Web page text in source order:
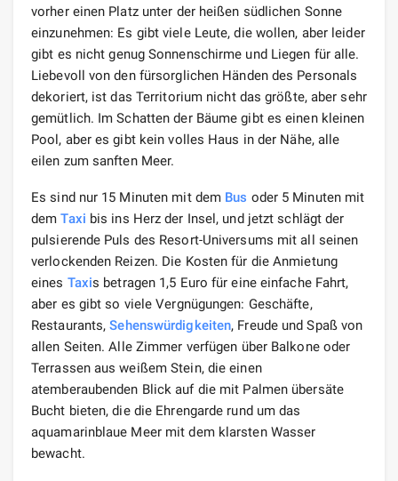
vorher einen Platz unter der heißen südlichen Sonne
einzunehmen: Es gibt viele Leute, die wollen, aber leider
gibt es nicht genug Sonnenschirme und Liegen für alle.
Liebevoll von den fürsorglichen Händen des Personals
dekoriert, ist das Territorium nicht das größte, aber sehr
gemütlich. Im Schatten der Bäume gibt es einen kleinen
Pool, aber es gibt kein volles Haus in der Nähe, alle
eilen zum sanften Meer.
Es sind nur 15 Minuten mit dem Bus oder 5 Minuten mit
demTaxi bis ins Herz der Insel, und jetzt schlägt der
pulsierende Puls des Resort-Universums mit all seinen
verlockenden Reizen. Die Kosten für die Anmietung
eines Taxis betragen 1,5 Euro für eine einfache Fahrt,
aber es gibt so viele Vergnügungen: Geschäfte,
Restaurants,Sehenswürdigkeiten, Freude und Spaß von
allen Seiten. Alle Zimmer verfügen über Balkone oder
Terrassen aus weißem Stein, die einen
atemberaubenden Blick auf die mit Palmen übersäte
Bucht bieten, die die Ehrengarde rund um das
aquamarinblaue Meer mit dem klarsten Wasser
bewacht.